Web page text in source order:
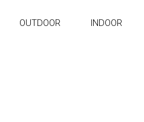
OUTDOOR INDOOR